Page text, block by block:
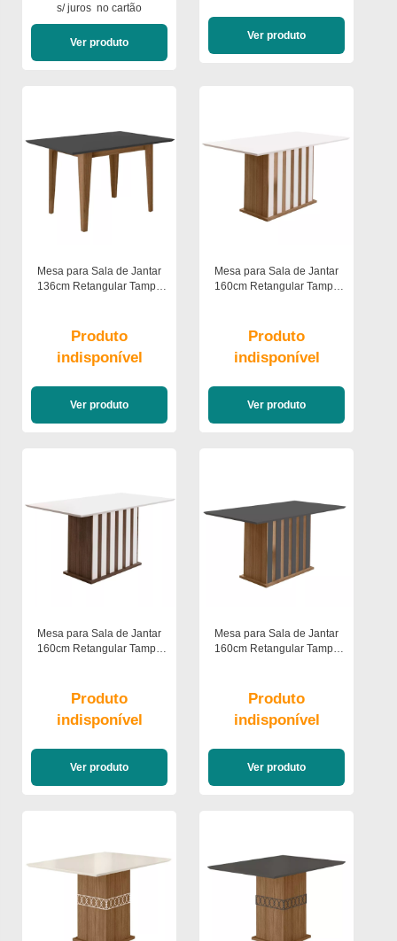
s/ juros no cartão
Ver produto
Ver produto
Mesa para Sala de Jantar
136cm Retangular Tampo
Produto
indisponível
Ver produto
Mesa para Sala de Jantar
160cm Retangular Tampo
Produto
indisponível
Ver produto
Mesa para Sala de Jantar
160cm Retangular Tampo
Produto
indisponível
Ver produto
Mesa para Sala de Jantar
160cm Retangular Tampo
Produto
indisponível
Ver produto